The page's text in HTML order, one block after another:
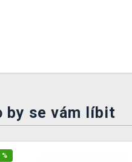
by se vám líbit